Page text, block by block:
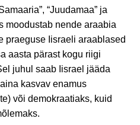
“Juudamaa” ja
moodustab nende araabia
praeguse Iisraeli araablased
aasta pärast kogu riigi
juhul saab Iisrael jääda
kasvav enamus
või demokraatiaks, kuid